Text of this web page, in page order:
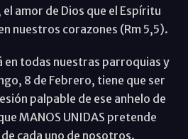
amor de Dios que el Espíritu
nuestros corazones (Rm 5,5).
en todas nuestras parroquias y
8 de Febrero, tiene que ser
palpable de ese anhelo de
MANOS UNIDAS pretende
cada uno de nosotros.